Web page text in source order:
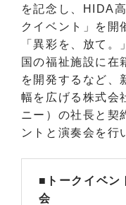
を記念し、HIDA
クイベント」を開
「異彩を、放て
国の福祉施設に在
を開発するなど、
幅を広げる株式会
ニー）の社長と契
ントと演奏会を行
■トークイベン
会